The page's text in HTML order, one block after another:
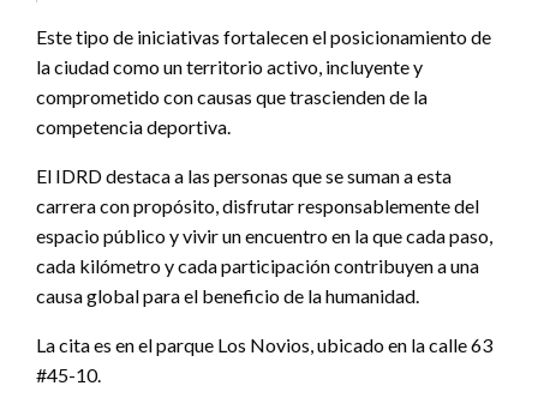
Este tipo de iniciativas fortalecen el posicionamiento de
la ciudad como un territorio activo, incluyente y
comprometido con causas que trascienden de la
competencia deportiva.
El IDRD destaca a las personas que se suman a esta
carrera con propósito, disfrutar responsablemente del
espacio público y vivir un encuentro en la que cada paso,
cada kilómetro y cada participación contribuyen a una
causa global para el beneficio de la humanidad.
La cita es en el parque Los Novios, ubicado en la calle 63
#45-10.